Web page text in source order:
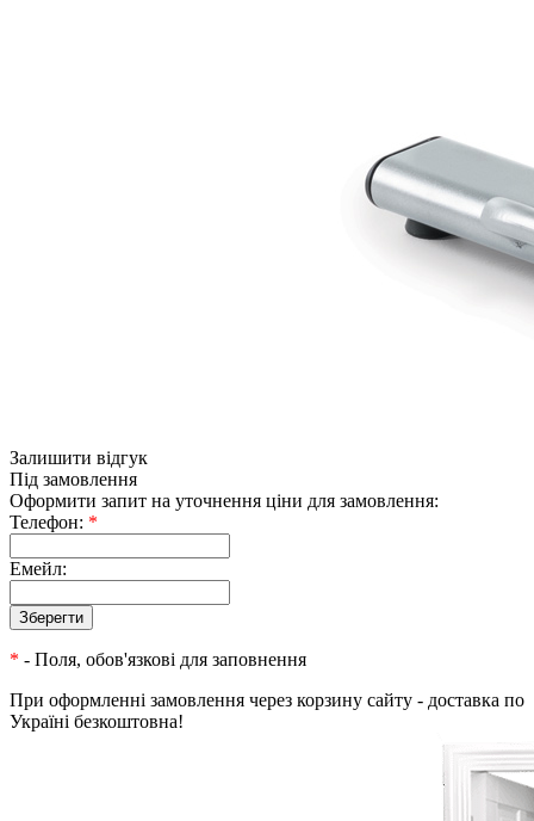
Залишити відгук
Під замовлення
Оформити запит на уточнення ціни для замовлення:
Телефон: *
Емейл:
* - Поля, обов'язкові для заповнення
При оформленні замовлення через корзину сайту - доставка по
Україні безкоштовна!